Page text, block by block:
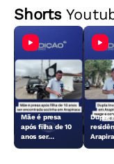
Shorts
Mãe é presa
após filha de 10
anos ser
Dupla